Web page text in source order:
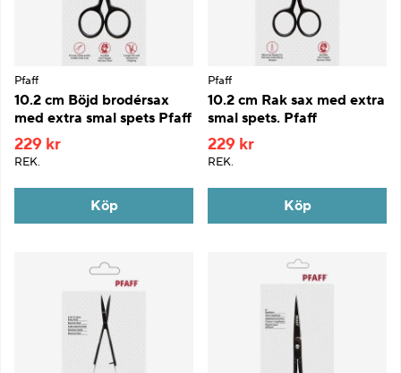
Pfaff
10.2 cm Böjd brodérsax
med extra smal spets Pfaff
229 kr
REK.
Köp
Pfaff
10.2 cm Rak sax med extra
smal spets. Pfaff
229 kr
REK.
Köp